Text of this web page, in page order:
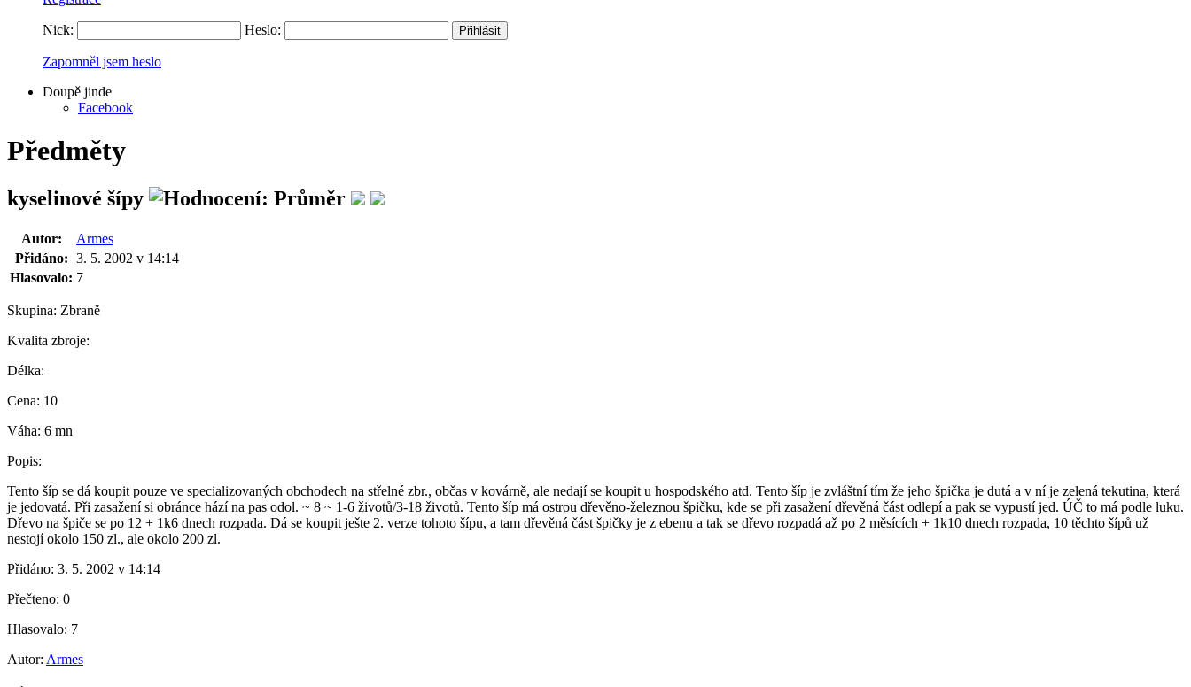
Nick: Heslo:
Zapomněl jsem heslo
Doupě jinde
Facebook
Předměty
kyselinové šípy
Autor:
Armes
Přidáno: 3. 5. 2002 v 14:14
Hlasovalo: 7
Skupina: Zbraně
Kvalita zbroje:
Délka:
Cena: 10
Váha: 6 mn
Popis:
Tento šíp se dá koupit pouze ve specializovaných obchodech na střelné zbr., občas v kovárně, ale nedají se koupit u hospodského atd. Tento šíp je zvláštní tím že jeho špička je dutá a v ní je zelená tekutina, která
je jedovatá. Při zasažení si obránce hází na pas odol. ~ 8 ~ 1-6 životů/3-18 životů. Tento šíp má ostrou dřevěno-železnou špičku, kde se při zasažení dřevěná část odlepí a pak se vypustí jed. ÚČ to má podle luku.
Dřevo na špiče se po 12 + 1k6 dnech rozpada. Dá se koupit ješte 2. verze tohoto šípu, a tam dřevěná část špičky je z ebenu a tak se dřevo rozpadá až po 2 měsících + 1k10 dnech rozpada, 10 těchto šípů už
nestojí okolo 150 zl., ale okolo 200 zl.
Přidáno: 3. 5. 2002 v 14:14
Přečteno: 0
Hlasovalo: 7
Autor: Armes